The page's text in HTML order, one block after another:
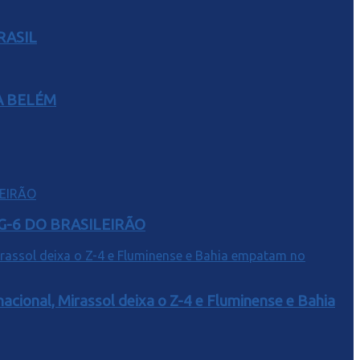
BELÉM
6 DO BRASILEIRÃO
Mirassol deixa o Z-4 e Fluminense e Bahia